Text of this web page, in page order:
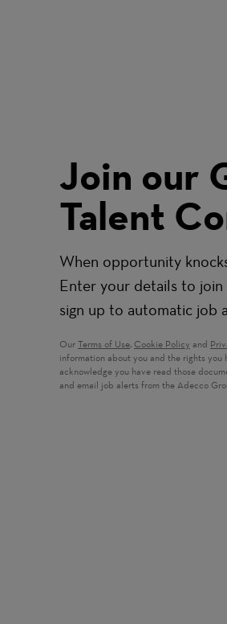
Join our
Talent
When opportunity
Enter your details to
sign up to automatic job
Our Terms of Use, Cookie Policy and
information about you and the rights
acknowledge you have read those
and email job alerts from the Adecco